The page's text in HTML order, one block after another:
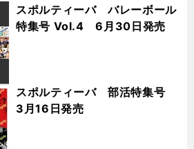
スポルティーバ バレーボール
特集号 Vol.4 6月30日発売
スポルティーバ 部活特集号
3月16日発売